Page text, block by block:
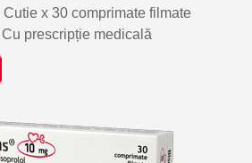
Cutie x 30 comprimate filmate
Cu prescripție medicală